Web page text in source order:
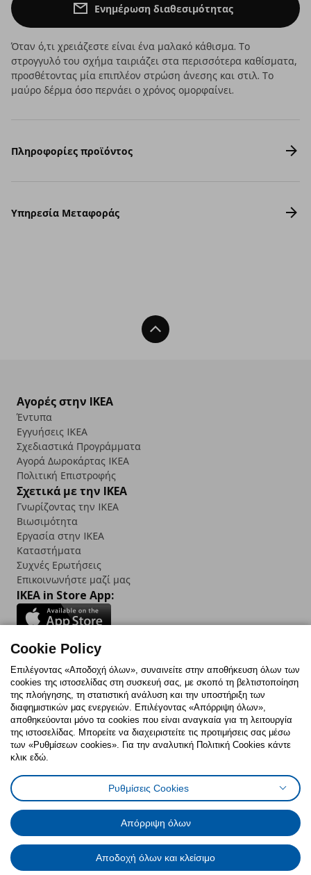
Ενημέρωση διαθεσιμότητας
Όταν ό,τι χρειάζεστε είναι ένα μαλακό κάθισμα. Το
στρογγυλό του σχήμα ταιριάζει στα περισσότερα καθίσματα,
προσθέτοντας μία επιπλέον στρώση άνεσης και στιλ. Το
μαύρο δέρμα όσο περνάει ο χρόνος ομορφαίνει.
Πληροφορίες προϊόντος
Υπηρεσία Μεταφοράς
Back To Top
Αγορές στην IKEA
Έντυπα
Εγγυήσεις IKEA
Σχεδιαστικά Προγράμματα
Αγορά Δωρoκάρτας IKEA
Πολιτική Επιστροφής
Σχετικά με την IKEA
Γνωρίζοντας την IKEA
Βιωσιμότητα
Εργασία στην IKEA
Καταστήματα
Συχνές Ερωτήσεις
Επικοινωνήστε μαζί μας
IKEA in Store App:
Follow us:
FacebookInstagram
TikTokYoutubePinterestTwitter
Πολιτική CookiesΔήλωση ψηφιακής προσβασιμότητας
Ρυθμίσεις cookiesΌροι Χρήσης
Γενική Πολιτική Προσωπικών Δεδομένων
Πολιτική Προσωπικών Δεδομένων για ΙΚΕΑ.gr
Κώδικας Καταναλωτικής Δεοντολογίας
Cookie Policy
Επιλέγοντας «Αποδοχή όλων», συναινείτε στην αποθήκευση όλων των
cookies της ιστοσελίδας στη συσκευή σας, με σκοπό τη βελτιστοποίηση
της πλοήγησης, τη στατιστική ανάλυση και την υποστήριξη των
διαφημιστικών μας ενεργειών. Επιλέγοντας «Απόρριψη όλων»,
αποθηκεύονται μόνο τα cookies που είναι αναγκαία για τη λειτουργία
της ιστοσελίδας. Μπορείτε να διαχειριστείτε τις προτιμήσεις σας μέσω
των «Ρυθμίσεων cookies». Για την αναλυτική Πολιτική Cookies κάντε
κλικ εδώ.
Ρυθμίσεις Cookies
Απόρριψη όλων
Αποδοχή όλων και κλείσιμο